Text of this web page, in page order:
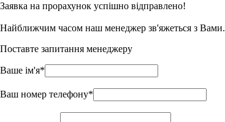
Заявка на прорахунок успішно відправлено!
Найближчим часом наш менеджер зв'яжеться з Вами.
Поставте запитання менеджеру
Ваше ім'я*
Ваш номер телефону*